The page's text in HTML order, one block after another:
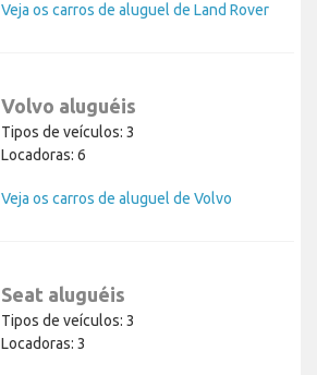
Veja os carros de aluguel de Land Rover
Volvo aluguéis
Tipos de veículos: 3
Locadoras: 6
Veja os carros de aluguel de Volvo
Seat aluguéis
Tipos de veículos: 3
Locadoras: 3